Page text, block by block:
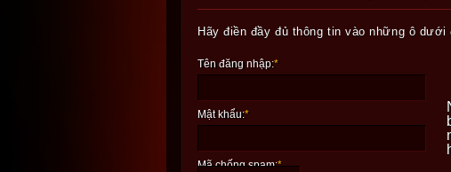
Hãy điền đầy đủ thông tin vào những ô dưới
Tên đăng nhập:*
Mật khẩu:*
Mã chống spam:*